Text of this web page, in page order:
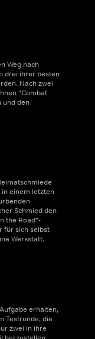
Weg nach
drei ihrer besten
Nach zwei
"Combat
und den
in einem letzten
Schmied den
the Road"-
für sich selbst
Werkstatt.
erhalten,
Testrunde, die
zwei in ihre